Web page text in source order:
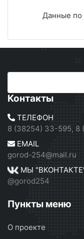
Данные по
Контакты
ТЕЛЕФОН
8 (38254) 33-595, 8
EMAIL
gorod-254@mail.ru
МЫ
@gorod254
Пункты меню
О проекте